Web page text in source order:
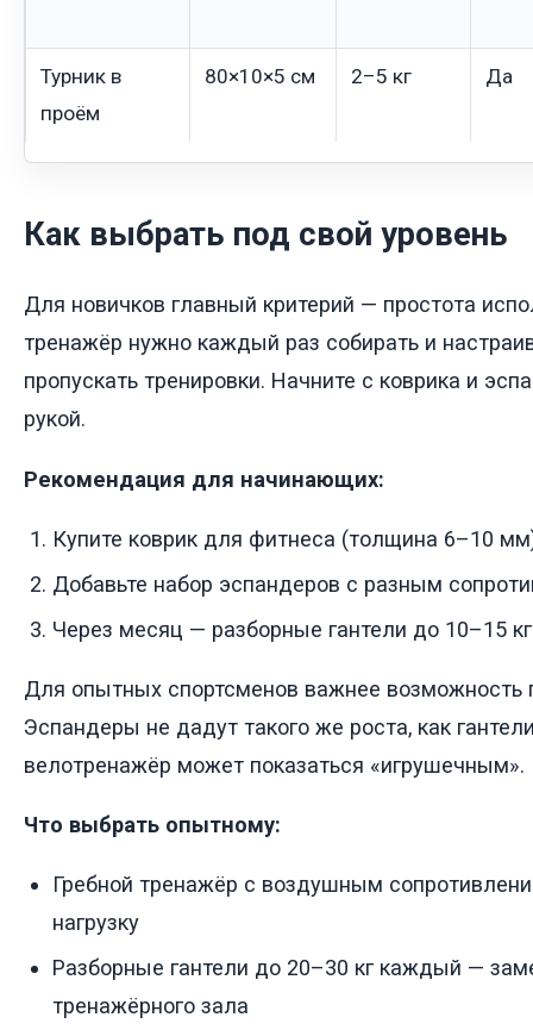
Турник в
проём
80×10×5 см 2–5 кг Да
Как выбрать под свой уровень
Для новичков главный критерий — простота
тренажёр нужно каждый раз собирать и
пропускать тренировки. Начните с коврика и
рукой.
Рекомендация для начинающих:
Купите коврик для фитнеса (толщина 6–10
Добавьте набор эспандеров с разным
Через месяц — разборные гантели до 10–15 кг
Для опытных спортсменов важнее возможность
Эспандеры не дадут такого же роста, как
велотренажёр может показаться «игрушечным».
Что выбрать опытному:
Гребной тренажёр с воздушным
нагрузку
Разборные гантели до 20–30 кг каждый —
тренажёрного зала